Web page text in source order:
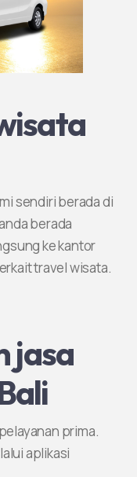
sendiri berada di
berada
ke kantor
travel wisata.
jasa
prima.
aplikasi